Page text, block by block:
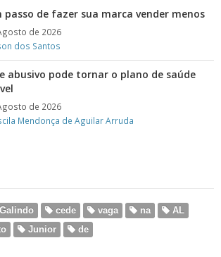
passo de fazer sua marca vender menos
de 2026
dos Santos
abusivo pode tornar o plano de saúde
de 2026
Mendonça de Aguilar Arruda
cede vaga na
AL
Junior de